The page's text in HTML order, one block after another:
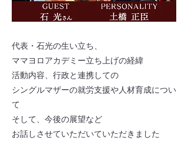
代表・石光の生い立ち、
ママヨロアカデミー立ち上げの経緯
活動内容、行政と連携しての
シングルマザーの就労支援や人材育成につい
て
そして、今後の展望など
お話しさせていただいていただきました